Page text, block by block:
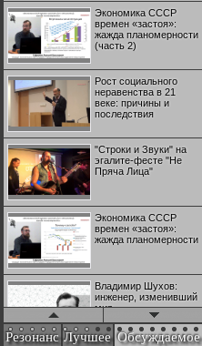
Экономика СССР
времен «застоя»:
жажда планомерности
(часть 2)
Рост социального
неравенства в 21
веке: причины и
последствия
"Строки и Звуки" на
эгалите-фесте "Не
Пряча Лица"
Экономика СССР
времен «застоя»:
жажда планомерности
Владимир Шухов:
инженер, изменивший
мир
Резонанс Лучшее Обсуждаемое